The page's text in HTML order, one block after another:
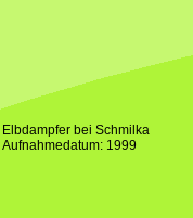
Elbdampfer bei Schmilka
Aufnahmedatum: 1999